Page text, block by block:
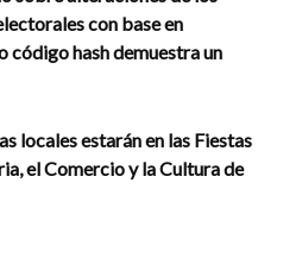
con base en
código hash demuestra un
locales estarán en las Fiestas
el Comercio y la Cultura de